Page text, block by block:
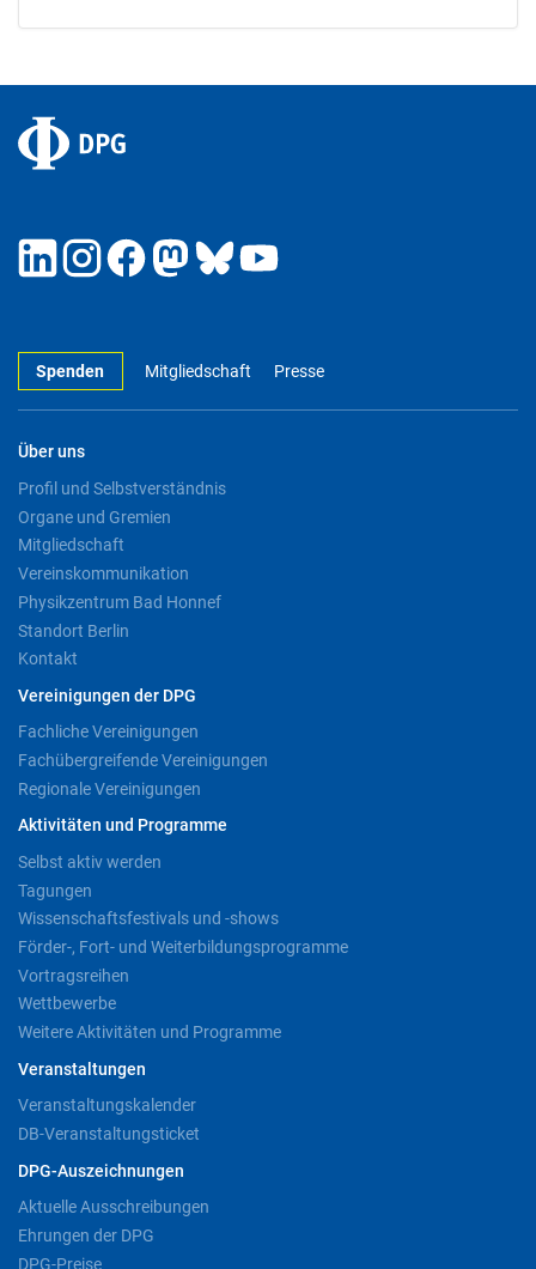
Spenden Mitgliedschaft Presse
Über uns
Profil und Selbstverständnis
Organe und Gremien
Mitgliedschaft
Vereinskommunikation
Physikzentrum Bad Honnef
Standort Berlin
Kontakt
Vereinigungen der DPG
Fachliche Vereinigungen
Fachübergreifende Vereinigungen
Regionale Vereinigungen
Aktivitäten und Programme
Selbst aktiv werden
Tagungen
Wissenschaftsfestivals und -shows
Förder-, Fort- und Weiterbildungsprogramme
Vortragsreihen
Wettbewerbe
Weitere Aktivitäten und Programme
Veranstaltungen
Veranstaltungskalender
DB-Veranstaltungsticket
DPG-Auszeichnungen
Aktuelle Ausschreibungen
Ehrungen der DPG
DPG-Preise